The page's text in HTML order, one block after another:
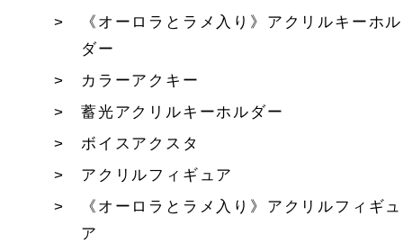
《オーロラとラメ入り》アクリルキーホル
ダー
カラーアクキー
蓄光アクリルキーホルダー
ボイスアクスタ
アクリルフィギュア
《オーロラとラメ入り》アクリルフィギュ
ア